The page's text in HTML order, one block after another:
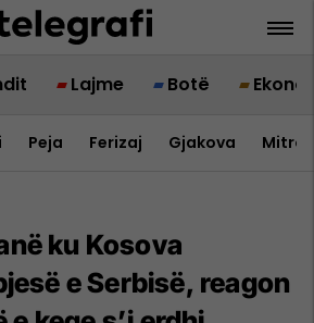
Lajme Botë
Peja Ferizaj Gjakova
ku Kosova
e Serbisë, reagon